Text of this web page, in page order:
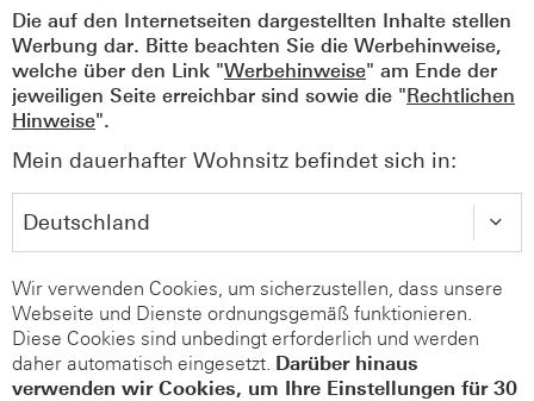
Die auf den Internetseiten dargestellten Inhalte stellen
Werbung dar. Bitte beachten Sie die Werbehinweise,
welche über den Link "Werbehinweise" am Ende der
jeweiligen Seite erreichbar sind sowie die "Rechtlichen
Hinweise".
Mein dauerhafter Wohnsitz befindet sich in:
Wir verwenden Cookies, um sicherzustellen, dass unsere
Webseite und Dienste ordnungsgemäß funktionieren.
Diese Cookies sind unbedingt erforderlich und werden
daher automatisch eingesetzt. Darüber hinaus
verwenden wir Cookies, um Ihre Einstellungen für 30